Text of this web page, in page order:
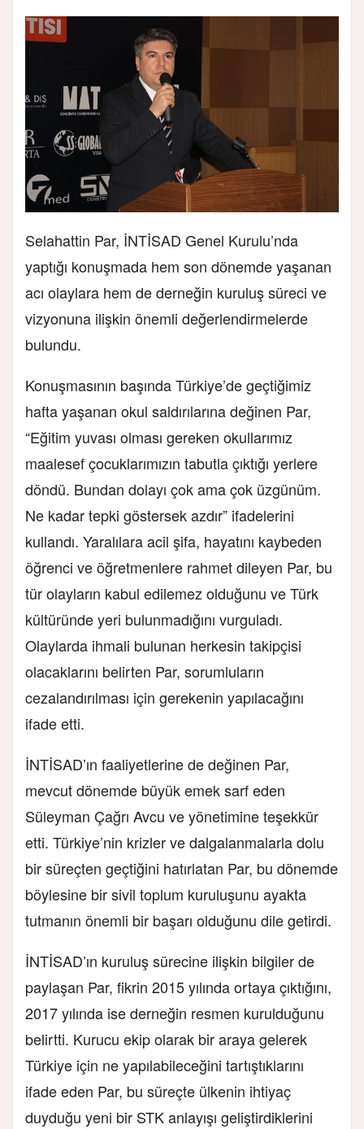
Selahattin Par, İNTİSAD Genel Kurulu’nda
yaptığı konuşmada hem son dönemde yaşanan
acı olaylara hem de derneğin kuruluş süreci ve
vizyonuna ilişkin önemli değerlendirmelerde
bulundu.
Konuşmasının başında Türkiye’de geçtiğimiz
hafta yaşanan okul saldırılarına değinen Par,
“Eğitim yuvası olması gereken okullarımız
maalesef çocuklarımızın tabutla çıktığı yerlere
döndü. Bundan dolayı çok ama çok üzgünüm.
Ne kadar tepki göstersek azdır” ifadelerini
kullandı. Yaralılara acil şifa, hayatını kaybeden
öğrenci ve öğretmenlere rahmet dileyen Par, bu
tür olayların kabul edilemez olduğunu ve Türk
kültüründe yeri bulunmadığını vurguladı.
Olaylarda ihmali bulunan herkesin takipçisi
olacaklarını belirten Par, sorumluların
cezalandırılması için gerekenin yapılacağını
ifade etti.
İNTİSAD’ın faaliyetlerine de değinen Par,
mevcut dönemde büyük emek sarf eden
Süleyman Çağrı Avcu ve yönetimine teşekkür
etti. Türkiye’nin krizler ve dalgalanmalarla dolu
bir süreçten geçtiğini hatırlatan Par, bu dönemde
böylesine bir sivil toplum kuruluşunu ayakta
tutmanın önemli bir başarı olduğunu dile getirdi.
İNTİSAD’ın kuruluş sürecine ilişkin bilgiler de
paylaşan Par, fikrin 2015 yılında ortaya çıktığını,
2017 yılında ise derneğin resmen kurulduğunu
belirtti. Kurucu ekip olarak bir araya gelerek
Türkiye için ne yapılabileceğini tartıştıklarını
ifade eden Par, bu süreçte ülkenin ihtiyaç
duyduğu yeni bir STK anlayışı geliştirdiklerini